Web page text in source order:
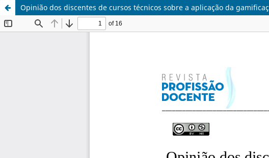
Opinião dos discentes de cursos técnicos sobre a aplicação da